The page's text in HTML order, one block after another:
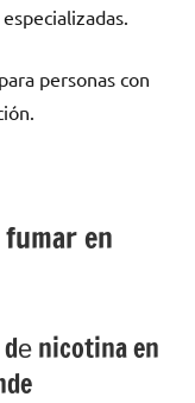
personas сοn
en
nicotina en